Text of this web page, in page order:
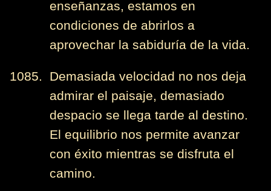
enseñanzas, estamos en
condiciones de abrirlos a
aprovechar la sabiduría de la vida.
1085. Demasiada velocidad no nos deja
admirar el paisaje, demasiado
despacio se llega tarde al destino.
El equilibrio nos permite avanzar
con éxito mientras se disfruta el
camino.